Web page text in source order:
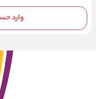
وارد